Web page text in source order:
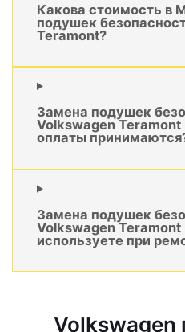
Какова стоимость в
подушек
Teramont?
Замена подушек
Volkswagen
оплаты
Замена подушек
Volkswagen
используете при
Volkswagen